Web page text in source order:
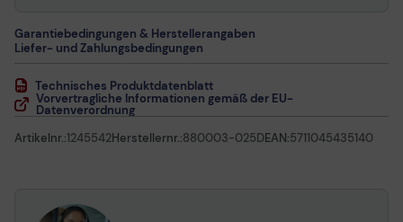
Garantiebedingungen & Herstellerangaben
Liefer- und Zahlungsbedingungen
Technisches Produktdatenblatt
Vorvertragliche Informationen gemäß der EU-
Datenverordnung
Artikelnr.:1245542Herstellernr.:880003-025DEAN:5711045435140